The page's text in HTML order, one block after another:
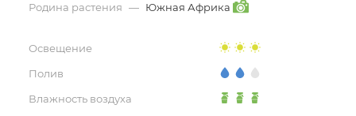
Родина растения — Южная Африка
Освещение
Полив
Влажность воздуха